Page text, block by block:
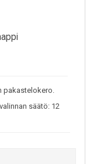
pakastelokero.
säätö: 12